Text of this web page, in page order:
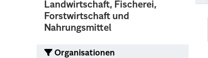
Landwirtschaft, Fischerei,
Forstwirtschaft und
Nahrungsmittel
Organisationen